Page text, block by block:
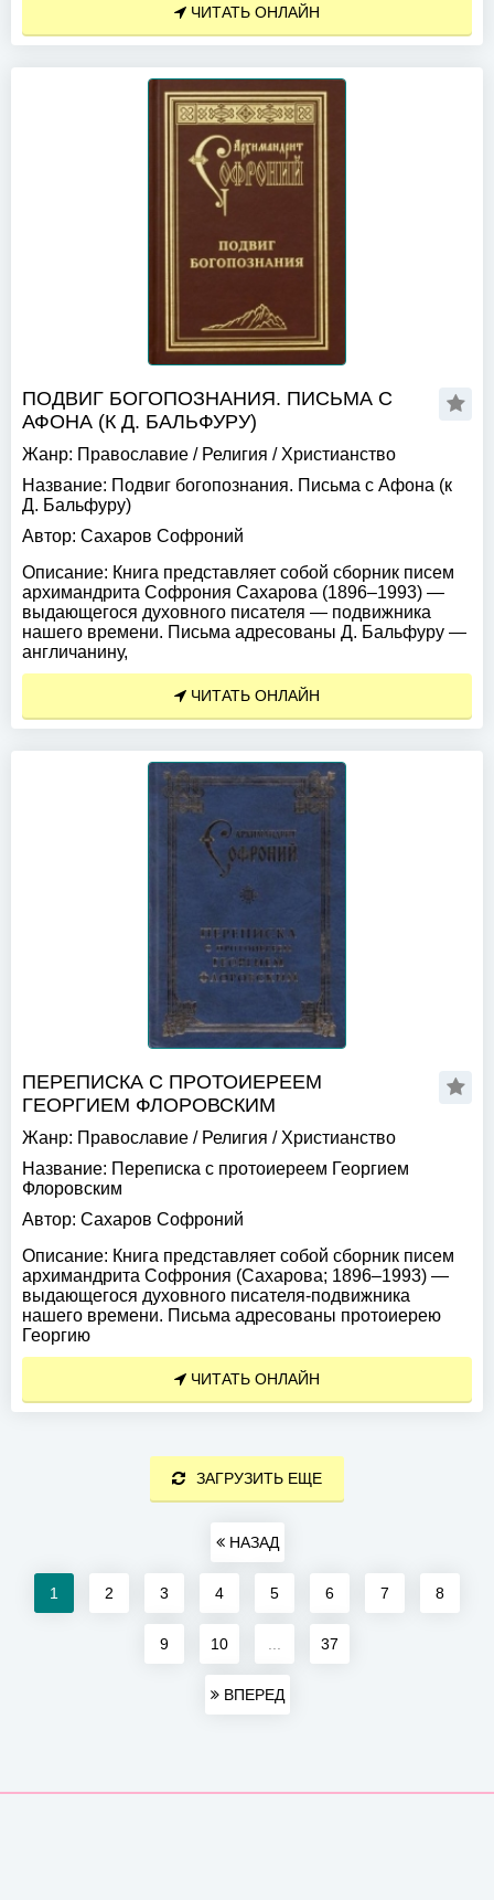
ЧИТАТЬ ОНЛАЙН
ПОДВИГ БОГОПОЗНАНИЯ. ПИСЬМА С
АФОНА (К Д. БАЛЬФУРУ)
Жанр: Православие / Религия / Христианство
Название: Подвиг богопознания. Письма с Афона (к
Д. Бальфуру)
Автор: Сахаров Софроний
Описание: Книга представляет собой сборник писем
архимандрита Софрония Сахарова (1896–1993) —
выдающегося духовного писателя — подвижника
нашего времени. Письма адресованы Д. Бальфуру —
англичанину,
ЧИТАТЬ ОНЛАЙН
ПЕРЕПИСКА С ПРОТОИЕРЕЕМ
ГЕОРГИЕМ ФЛОРОВСКИМ
Жанр: Православие / Религия / Христианство
Название: Переписка с протоиереем Георгием
Флоровским
Автор: Сахаров Софроний
Описание: Книга представляет собой сборник писем
архимандрита Софрония (Сахарова; 1896–1993) —
выдающегося духовного писателя-подвижника
нашего времени. Письма адресованы протоиерею
Георгию
ЧИТАТЬ ОНЛАЙН
ЗАГРУЗИТЬ ЕЩЕ
НАЗАД
1 2 3 4 5 6 7 8
9 10 37
ВПЕРЕД